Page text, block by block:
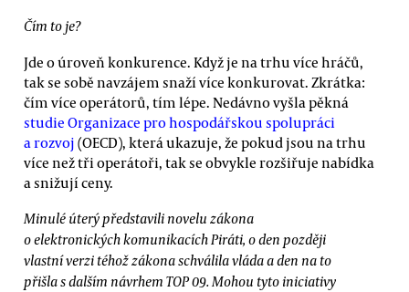
Čím to je?
Jde o úroveň konkurence. Když je na trhu více hráčů,
tak se sobě navzájem snaží více konkurovat. Zkrátka:
čím více operátorů, tím lépe. Nedávno vyšla pěkná
studie Organizace pro hospodářskou spolupráci
a rozvoj (OECD), která ukazuje, že pokud jsou na trhu
více než tři operátoři, tak se obvykle rozšiřuje nabídka
a snižují ceny.
Minulé úterý představili novelu zákona
o elektronických komunikacích Piráti, o den později
vlastní verzi téhož zákona schválila vláda a den na to
přišla s dalším návrhem TOP 09. Mohou tyto iniciativy